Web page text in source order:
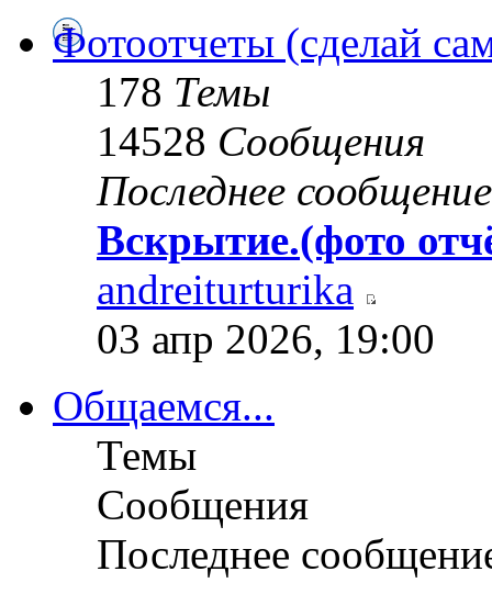
Фотоотчеты (сделай
178 Темы
14528 Сообщения
Последнее сообщение
Вскрытие.(фото
andreiturturika
03 апр 2026, 19:00
Общаемся...
Темы
Сообщения
Последнее